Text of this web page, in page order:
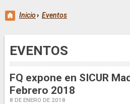
Inicio› Eventos
EVENTOS
FQ expone en SICUR
Febrero 2018
8 DE ENERO DE 2018